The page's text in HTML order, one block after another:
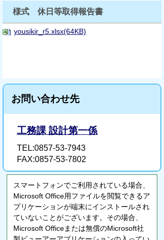
様式 休日等取得報告書
yousikir_r5.xlsx(64KB)
お問い合わせ先
工務課 設計第一係
TEL:0857-53-7943
FAX:0857-53-7802
スマートフォンでご利用されている場合、
Microsoft Office用ファイルを閲覧できるア
プリケーションが端末にインストールされ
ていないことがございます。その場合、
Microsoft Officeまたは無償のMicrosoft社